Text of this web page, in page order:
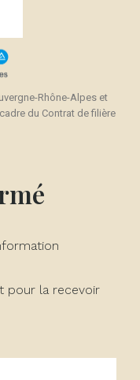
Rhône-Alpes et
du Contrat de filière
pour la recevoir